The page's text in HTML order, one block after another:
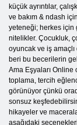
küçük ayrıntılar,
ve bakım & ndash
yeteneği; herkes için
nitelikler. Çocukluk,
oyuncak ve iş
beri bu becerilerin
Ama Eşyaları Online
toplama, tercih
görünüyor çünkü
sonsuz
hikayeler ve
aşağıdaki